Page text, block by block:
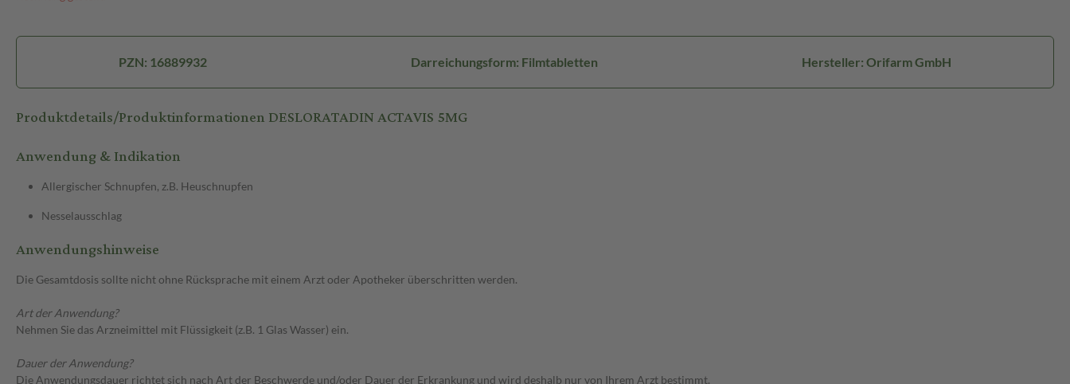
PZN: 16889932 Darreichungsform: Filmtabletten Hersteller: Orifarm GmbH
Produktdetails/Produktinformationen DESLORATADIN ACTAVIS 5MG
Anwendung & Indikation
Allergischer Schnupfen, z.B. Heuschnupfen
Nesselausschlag
Anwendungshinweise
Die Gesamtdosis sollte nicht ohne Rücksprache mit einem Arzt oder Apotheker überschritten werden.
Art der Anwendung?
Nehmen Sie das Arzneimittel mit Flüssigkeit (z.B. 1 Glas Wasser) ein.
Dauer der Anwendung?
Die Anwendungsdauer richtet sich nach Art der Beschwerde und/oder Dauer der Erkrankung und wird deshalb nur von Ihrem Arzt bestimmt.